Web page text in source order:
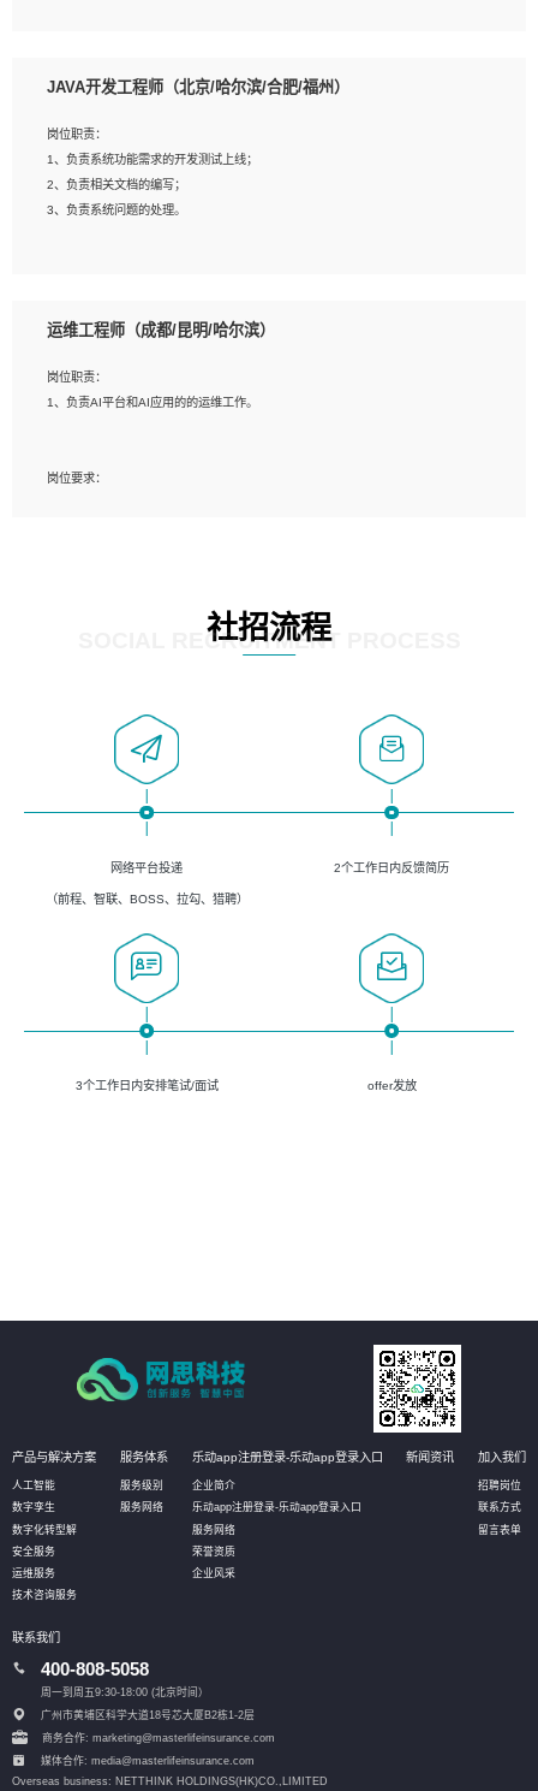
岗位要求：
2、精通linux命令。
3、熟悉oracle、mysql 数据库。
4、善于沟通，具有良好的团队合作精神和协作能力。
5、必须有实际的生产环境系统维护经验。
JAVA开发工程师（北京/哈尔滨/合肥/福州）
岗位职责：
1、负责系统功能需求的开发测试上线；
2、负责相关文档的编写；
3、负责系统问题的处理。
2、熟悉linux命令；
4、熟练使用oracle、mysql进行开发；
5、熟悉流程开发如使用activiti；
运维工程师（成都/昆明/哈尔滨）
岗位职责：
1、负责AI平台和AI应用的的运维工作。
岗位要求：
4、掌握DevOps思想、方法和流程。Jenkins工具使用；
5、掌握常见中间件配置与优化，如mysql、nginx等；
社招流程
SOCIAL RECRUITMENT PROCESS
网络平台投递
（前程、智联、BOSS、拉勾、猎聘）
2个工作日内反馈简历
3个工作日内安排笔试/面试 offer发放
产品与解决方案
人工智能
数字孪生
数字化转型解
安全服务
运维服务
技术咨询服务
服务体系
服务级别
服务网络
乐动app注册登录-乐动app登录入口
企业简介
乐动app注册登录-乐动app登录入口
服务网络
荣誉资质
企业风采
新闻资讯 加入我们
招聘岗位
联系方式
留言表单
联系我们
400-808-5058
周一到周五9:30-18:00 (北京时间）
广州市黄埔区科学大道18号芯大厦B2栋1-2层
商务合作: marketing@masterlifeinsurance.com
媒体合作: media@masterlifeinsurance.com
Overseas business: NETTHINK HOLDINGS(HK)CO.,LIMITED